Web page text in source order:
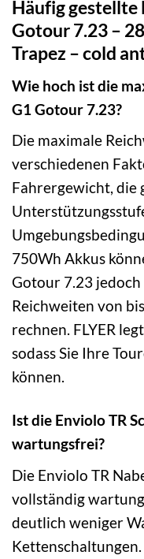
Häufig gestellte
Gotour 7.23 –
Trapez – cold
Wie hoch ist die
G1 Gotour 7.23?
Die maximale
verschiedenen
Fahrergewicht, die
750Wh Akkus
Gotour 7.23
Reichweiten von
rechnen. FLYER
sodass Sie Ihre
können.
Ist die Enviolo TR
wartungsfrei?
Die Enviolo TR
vollständig
deutlich weniger